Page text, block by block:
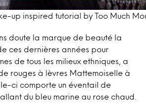
up inspired tutorial by Too Much
doute la marque de beauté la
ces dernières années pour
de tous les milieux ethniques, a
rouges à lèvres Mattemoiselle à
ci comporte un éventail de
du bleu marine au rose chaud.